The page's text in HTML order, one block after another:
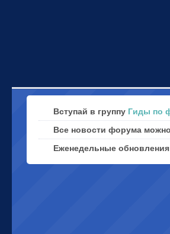
Вступай в группу Гиды по
Все новости форума
Еженедельные